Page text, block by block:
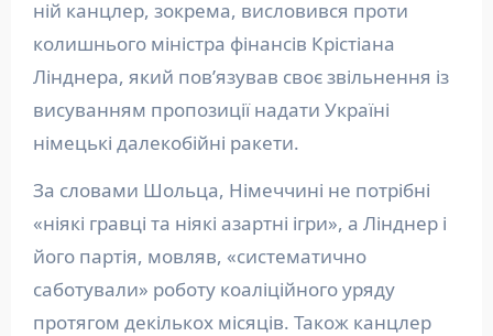
ній канцлер, зокрема, висловився проти
колишнього міністра фінансів Крістіана
Лінднера, який пов’язував своє звільнення із
висуванням пропозиції надати Україні
німецькі далекобійні ракети.
За словами Шольца, Німеччині не потрібні
«ніякі гравці та ніякі азартні ігри», а Лінднер і
його партія, мовляв, «систематично
саботували» роботу коаліційного уряду
протягом декількох місяців. Також канцлер